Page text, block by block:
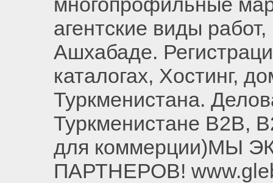
агентские виды
Ашхабаде.
каталогах, Хостинг,
Туркменистана.
Туркменистане B2B,
для коммерции)МЫ
ПАРТНЕРОВ!